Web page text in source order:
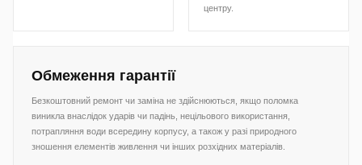
центру.
Обмеження гарантії
Безкоштовний ремонт чи заміна не здійснюються, якщо поломка
виникла внаслідок ударів чи падінь, нецільового використання,
потрапляння води всередину корпусу, а також у разі природного
зношення елементів живлення чи інших розхідних матеріалів.